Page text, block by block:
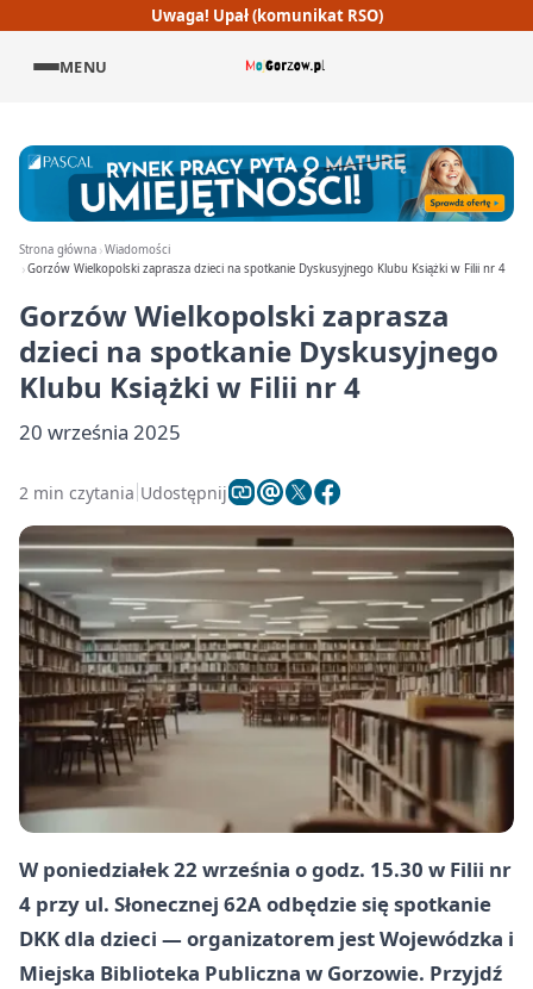
Uwaga! Upał (komunikat RSO)
MENU
Strona główna Wiadomości
Gorzów Wielkopolski zaprasza dzieci na spotkanie Dyskusyjnego Klubu Książki w Filii nr 4
Gorzów Wielkopolski zaprasza
dzieci na spotkanie Dyskusyjnego
Klubu Książki w Filii nr 4
20 września 2025
2 min czytania Udostępnij
W poniedziałek 22 września o godz. 15.30 w Filii nr
4 przy ul. Słonecznej 62A odbędzie się spotkanie
DKK dla dzieci — organizatorem jest Wojewódzka i
Miejska Biblioteka Publiczna w Gorzowie. Przyjdź